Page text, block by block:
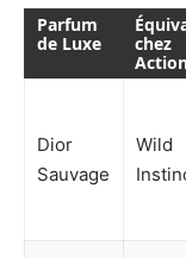
Parfum
de Luxe
chez
Dior
Sauvage
Wild